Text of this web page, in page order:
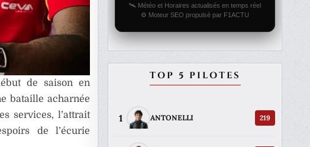
de saison en
bataille acharnée
services, l’attrait
de l’écurie
🛰️ Météo et Horaires actualisés en temps réel
⚙️ Moteur SEO propulsé par F1ACTU
TOP 5 PILOTES
1 ANTONELLI 219